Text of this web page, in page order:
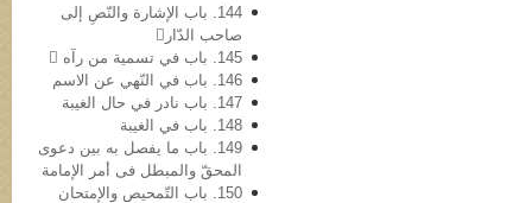
144. باب الإشارة والنّصِ إلی
صاحب الدّار
145. باب في تسمیة من رآه 
146. باب في النّهي عن الاسم
147. باب نادر في حال الغیبة
148. باب في الغیبة
149. باب ما یفصل به بین دعوی
المحقّ والمبطل فی أمر الإمامة
150. باب التّمحیص والإمتحان